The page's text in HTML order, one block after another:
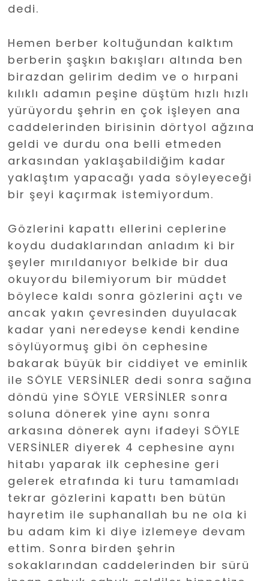
dedi.
Hemen berber koltuğundan kalktım
berberin şaşkın bakışları altında ben
birazdan gelirim dedim ve o hırpani
kılıklı adamın peşine düştüm hızlı hızlı
yürüyordu şehrin en çok işleyen ana
caddelerinden birisinin dörtyol ağzına
geldi ve durdu ona belli etmeden
arkasından yaklaşabildiğim kadar
yaklaştım yapacağı yada söyleyeceği
bir şeyi kaçırmak istemiyordum.
Gözlerini kapattı ellerini ceplerine
koydu dudaklarından anladım ki bir
şeyler mırıldanıyor belkide bir dua
okuyordu bilemiyorum bir müddet
böylece kaldı sonra gözlerini açtı ve
ancak yakın çevresinden duyulacak
kadar yani neredeyse kendi kendine
söylüyormuş gibi ön cephesine
bakarak büyük bir ciddiyet ve eminlik
ile SÖYLE VERSİNLER dedi sonra sağına
döndü yine SÖYLE VERSİNLER sonra
soluna dönerek yine aynı sonra
arkasına dönerek aynı ifadeyi SÖYLE
VERSİNLER diyerek 4 cephesine aynı
hitabı yaparak ilk cephesine geri
gelerek etrafında ki turu tamamladı
tekrar gözlerini kapattı ben bütün
hayretim ile suphanallah bu ne ola ki
bu adam kim ki diye izlemeye devam
ettim. Sonra birden şehrin
sokaklarından caddelerinden bir sürü